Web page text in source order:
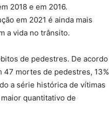
2018 e em 2016.
em 2021 é ainda mais
a vida no trânsito.
de pedestres. De acordo
47 mortes de pedestres, 13%
a série histórica de vítimas
quantitativo de